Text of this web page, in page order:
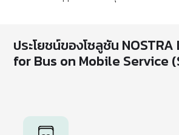
ประโยชน์ของโซลูชัน NOSTRA
for Bus on Mobile Service